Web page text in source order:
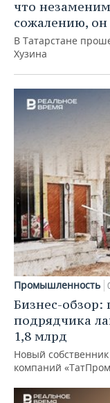
что
сожалению,
В Татарстане
Хузина
Промышленность
Бизнес-обзор:
подрядчика
1,8 млрд
Новый
компаний